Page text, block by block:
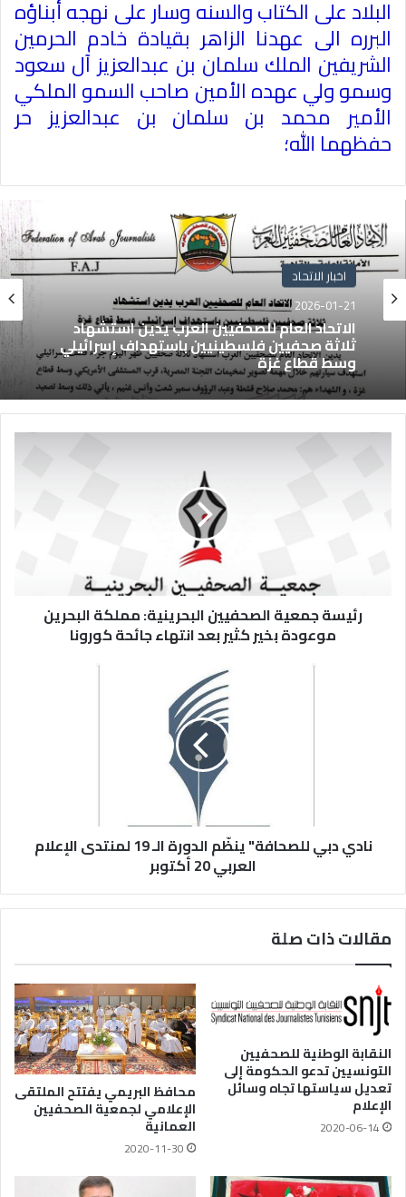
البلاد على الكتاب والسنه وسار على نهجه أبناؤه
البرره الى عهدنا الزاهر بقيادة خادم الحرمين
الشريفين الملك سلمان بن عبدالعزيز آل سعود
وسمو ولي عهده الأمين صاحب السمو الملكي
الأمير محمد بن سلمان بن عبدالعزيز حر
حفظهما الله؛
اخبار الاتحاد
2026-01-21
الاتحاد العام للصحفيين العرب يدين استشهاد
ثلاثة صحفيين فلسطينيين باستهداف إسرائيلي
وسط قطاع غزة
رئيسة جمعية الصحفيين البحرينية: مملكة البحرين
موعودة بخير كثير بعد انتهاء جائحة كورونا
نادي دبي للصحافة" ينظّم الدورة الـ 19 لمنتدى الإعلام
العربي 20 أكتوبر
مقالات ذات صلة
النقابة الوطنية للصحفيين
التونسيين تدعو الحكومة إلى
تعديل سياستها تجاه وسائل
الإعلام
2020-06-14
محافظ البريمي يفتتح الملتقى
الإعلامي لجمعية الصحفيين
العمانية
2020-11-30